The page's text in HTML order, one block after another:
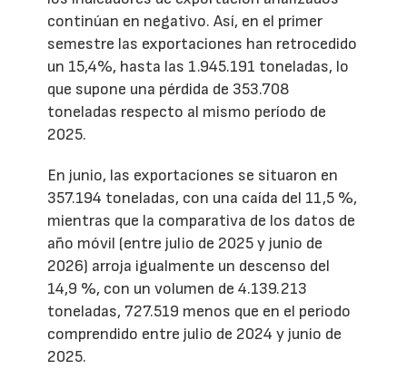
continúan en negativo. Así, en el primer
semestre las exportaciones han retrocedido
un 15,4%, hasta las 1.945.191 toneladas, lo
que supone una pérdida de 353.708
toneladas respecto al mismo período de
2025.
En junio, las exportaciones se situaron en
357.194 toneladas, con una caída del 11,5 %,
mientras que la comparativa de los datos de
año móvil (entre julio de 2025 y junio de
2026) arroja igualmente un descenso del
14,9 %, con un volumen de 4.139.213
toneladas, 727.519 menos que en el periodo
comprendido entre julio de 2024 y junio de
2025.